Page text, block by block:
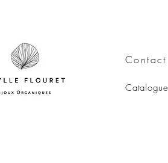
Contact
Catalogue